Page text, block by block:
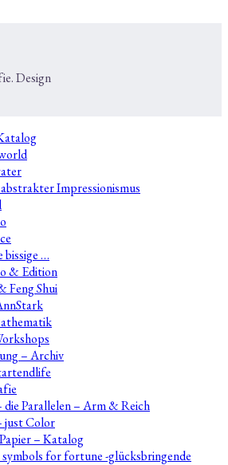
Design
Impressionismus
bissige …
& Edition
Feng Shui
– Archiv
Parallelen – Arm & Reich
just Color
– Katalog
for fortune -glücksbringende